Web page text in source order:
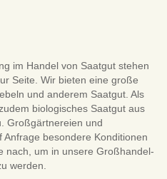
im Handel von Saatgut stehen
Seite. Wir bieten eine große
und anderem Saatgut. Als
biologisches Saatgut aus
Großgärtnereien und
besondere Konditionen
nach, um in unsere Großhandel-
werden.